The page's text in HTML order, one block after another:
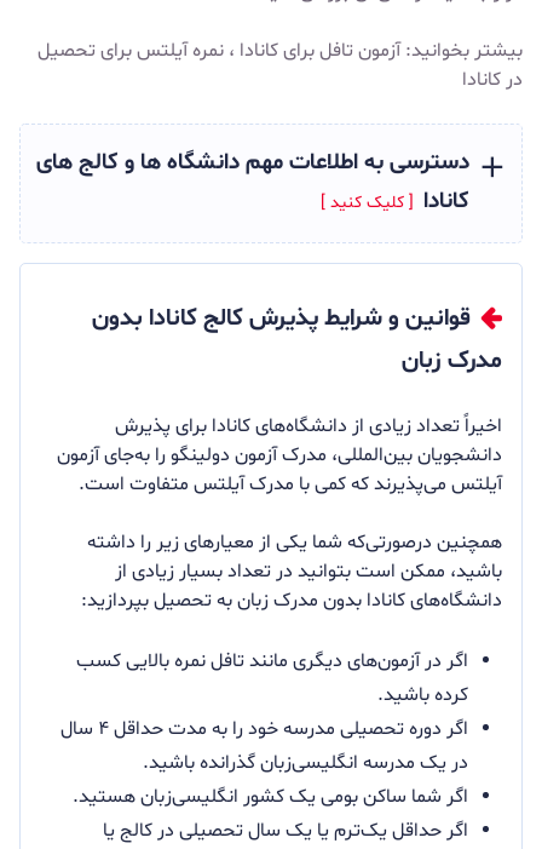
بیشتر بخوانید:آزمون تافل برای کانادا ، نمره آیلتس برای تحصیل
در کانادا
دسترسی به اطلاعات مهم دانشگاه ها و کالج های
کانادا
قوانین و شرایط پذیرش کالج کانادا بدون
مدرک زبان
اخیراً تعداد زیادی از دانشگاه‌های کانادا برای پذیرش
دانشجویان بین‌المللی، مدرک آزمون دولینگو را به‌جای آزمون
آیلتس می‌پذیرند که کمی با مدرک آیلتس متفاوت است.
همچنین درصورتی‌که شما یکی از معیارهای زیر را داشته
باشید، ممکن است بتوانید در تعداد بسیار زیادی از
دانشگاه‌های کانادا بدون مدرک زبان به تحصیل بپردازید:
اگر در آزمون‌های دیگری مانند تافل نمره بالایی کسب
کرده باشید.
اگر دوره تحصیلی مدرسه خود را به مدت حداقل ۴ سال
در یک مدرسه انگلیسی‌زبان گذرانده باشید.
اگر شما ساکن بومی یک کشور انگلیسی‌زبان هستید.
اگر حداقل یک‌ترم یا یک سال تحصیلی در کالج یا